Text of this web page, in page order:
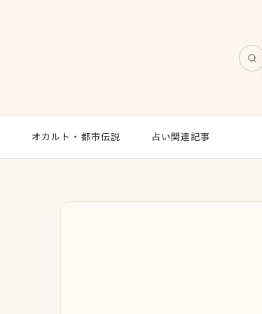
オカルト・都市伝説 占い関連記事